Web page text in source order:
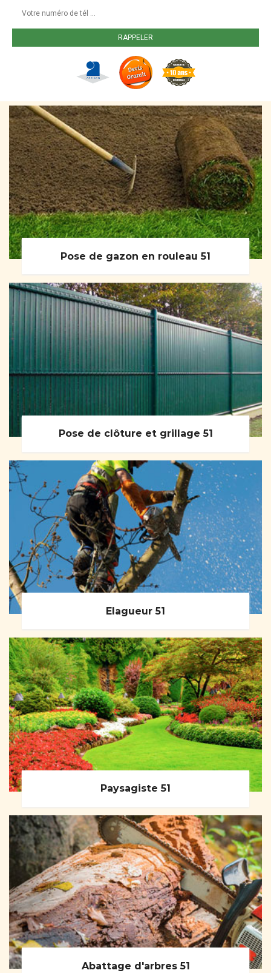
Pose de gazon en rouleau 51
Pose de clôture et grillage 51
Elagueur 51
Paysagiste 51
Abattage d'arbres 51